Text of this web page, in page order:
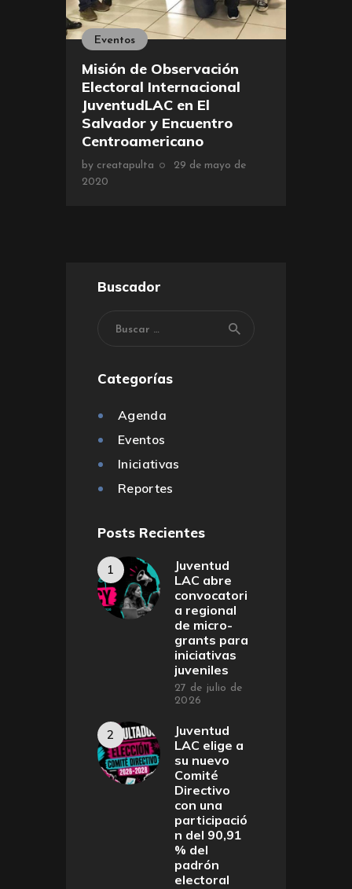
Eventos
Misión de Observación
Electoral Internacional
JuventudLAC en El
Salvador y Encuentro
Centroamericano
by creatapulta
29 de mayo de
2020
Buscador
Categorías
Agenda
Eventos
Iniciativas
Reportes
Posts Recientes
Juventud
LAC abre
convocatori
a regional
de micro-
grants para
iniciativas
juveniles
27 de julio de
2026
Juventud
LAC elige a
su nuevo
Comité
Directivo
con una
participació
n del 90,91
% del
padrón
electoral